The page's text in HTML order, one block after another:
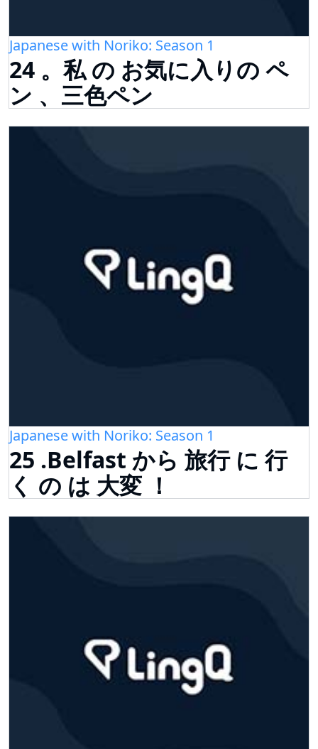
Japanese with Noriko: Season 1
24 。私 の お気に入りの ペ
ン 、三色ペン
Japanese with Noriko: Season 1
25 .Belfast から 旅行 に 行
く の は 大変 ！